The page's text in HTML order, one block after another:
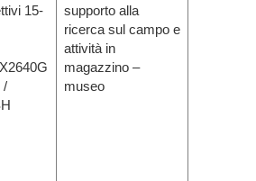
15-
/
supporto alla
ricerca sul campo e
attività in
magazzino –
museo